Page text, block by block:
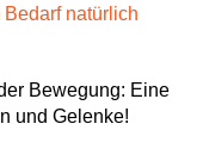
natürlich
Bewegung: Eine
und Gelenke!